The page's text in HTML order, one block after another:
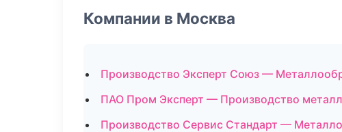
Компании в Москва
Производство Эксперт Союз —
ПАО Пром Эксперт — Производство
Производство Сервис Стандарт —